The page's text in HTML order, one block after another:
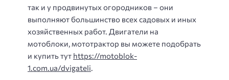
так и у продвинутых огородников – они
выполняют большинство всех садовых и иных
хозяйственных работ. Двигатели на
мотоблоки, мототрактор вы можете подобрать
и купить тут https://motoblok-
1.com.ua/dvigateli.